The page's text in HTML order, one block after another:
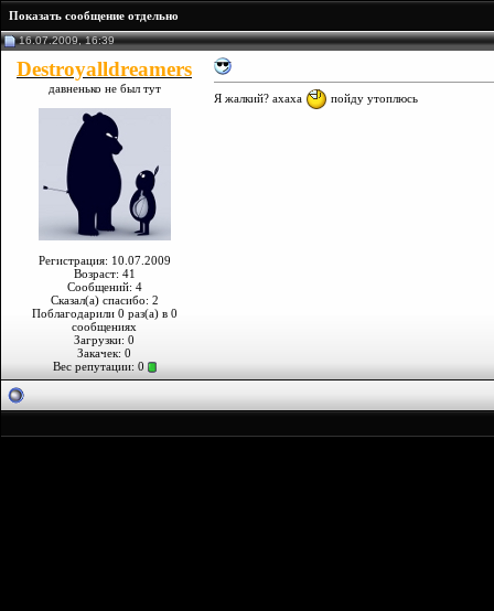
Показать сообщение отдельно
16.07.2009, 16:39
Destroyalldreamers
давненько не был тут
Регистрация: 10.07.2009
Возраст: 41
Сообщений: 4
Сказал(а) спасибо: 2
Поблагодарили 0 раз(а) в 0
сообщениях
Загрузки: 0
Закачек: 0
Вес репутации: 0
Я жалкий? ахаха пойду утоплюсь